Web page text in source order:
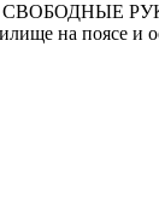
СВОБОДНЫЕ
на поясе и